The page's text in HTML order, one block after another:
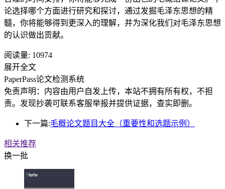
论选择哪个方面进行研究和探讨，通过发掘毛泽东思想的精
髓，你将能够得到更深入的理解，并为深化我们对毛泽东思想
的认识做出贡献。
阅读量: 10974
展开全文
PaperPass论文检测系统
免责声明：内容由用户自发上传，本站不拥有所有权，不担
责。发现抄袭可联系客服举报并提供证据，查实即删。
下一篇:毛概论文题目大全（重要性和选题示例）
相关推荐
换一批